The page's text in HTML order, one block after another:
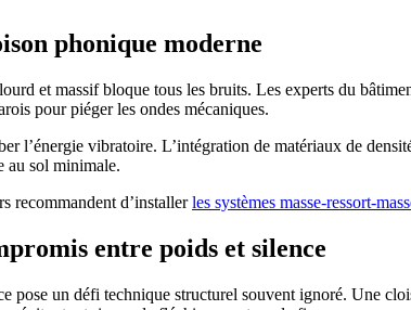
phonique moderne
et massif bloque tous les bruits. Les experts du
pour piéger les ondes mécaniques.
l’énergie vibratoire. L’intégration de matériaux de
au sol minimale.
recommandent d’installerles systèmes masse-ressort-
entre poids et silence
pose un défi technique structurel souvent ignoré. Une